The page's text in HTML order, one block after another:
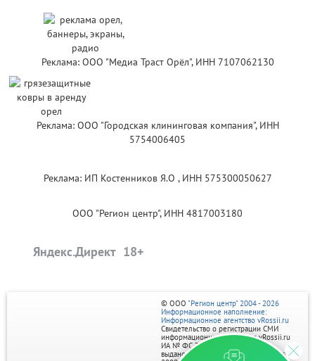
Реклама: ООО "Медиа Траст Орёл", ИНН 7107062130
Реклама: ООО "Городская клининговая компания", ИНН
5754006405
Реклама: ИП Костенников Я.О , ИНН 575300050627
ООО "Регион центр", ИНН 4817003180
Яндекс.Директ
© ООО "Регион центр" 2004 - 2026
Информационное наполнение:
Информационное агентство vRossii.ru
Свидетельство о регистрации СМИ
информационного агентства vRossii.ru
ИА № ФС 77‑35502
выдано РОСКОМНАДЗОРом 04 марта